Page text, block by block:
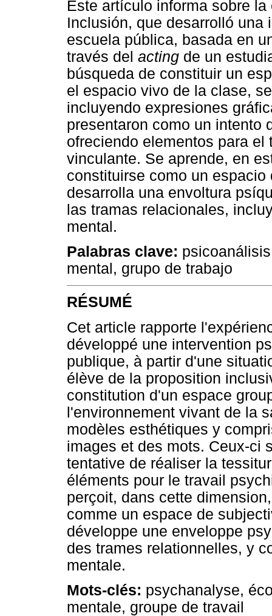
Este artículo informa sobre
Inclusión, que desarrolló
escuela pública, basada en
través del acting de un
búsqueda de constituir un
el espacio vivo de la clase,
incluyendo expresiones
presentaron como un intento
ofreciendo elementos para
vinculante. Se aprende, en
constituirse como un
desarrolla una envoltura
las tramas relacionales,
mental.
Palabras clave:
mental, grupo de trabajo
RÉSUMÉ
Cet article rapporte
développé une intervention
publique, à partir d'une
élève de la proposition
constitution d'un espace
l'environnement vivant de la
modèles esthétiques y
images et des mots. Ceux-ci
tentative de réaliser la
éléments pour le travail
perçoit, dans cette
comme un espace de
développe une enveloppe
des trames relationnelles, y
mentale.
Mots-clés: psychanalyse,
mentale, groupe de travail